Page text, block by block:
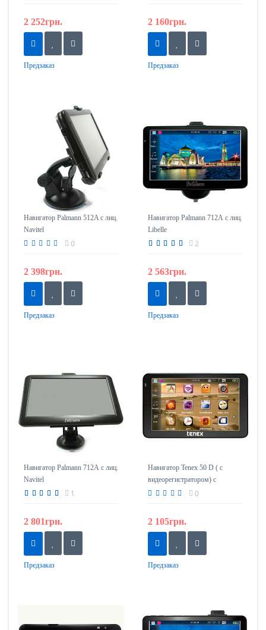
2 252грн.
Предзаказ
2 160грн.
Предзаказ
Навигатор Palmann 512A с лиц.
Navitel
0
2 398грн.
Предзаказ
Навигатор Palmann 712А с лиц.
Libelle
2
2 563грн.
Предзаказ
Навигатор Palmann 712А с лиц.
Navitel
1
2 801грн.
Предзаказ
Навигатор Tenex 50 D ( c
видеорегистратором) с
лиц.Libelle
0
2 105грн.
Предзаказ